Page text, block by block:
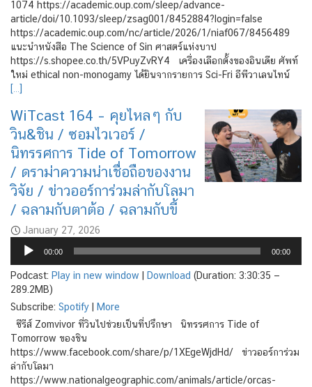
1074 https://academic.oup.com/sleep/advance-
article/doi/10.1093/sleep/zsag001/8452884?login=false
https://academic.oup.com/nc/article/2026/1/niaf067/8456489
แนะนำหนังสือ The Science of Sin ศาสตร์แห่งบาป
https://s.shopee.co.th/5VPuyZvRY4 เครื่องเลือกตั้งของอินเดีย ศัพท์
ใหม่ ethical non-monogamy ได้ยินจากรายการ Sci-Fri อีพีวาเลนไทน์
[…]
WiTcast 164 – คุยไหลๆ กับ
วิน&ชิน / ซอมไวเวอร์ /
นิทรรศการ Tide of Tomorrow
/ ดราม่าความน่าเชื่อถือของงาน
วิจัย / ข่าวออร์การ่วมล่ากับโลมา
/ ฉลามกับตาต้อ / ฉลามกับขี้
January 27, 2026
Audio
Player
00:00 00:00
Podcast: Play in new window | Download (Duration: 3:30:35 —
289.2MB)
Subscribe: Spotify | More
ซีรีส์ Zomvivor ที่วินไปช่วยเป็นที่ปรึกษา นิทรรศการ Tide of
Tomorrow ของชิน
https://www.facebook.com/share/p/1XEgeWjdHd/ ข่าวออร์การ่วม
ล่ากับโลมา
https://www.nationalgeographic.com/animals/article/orcas-